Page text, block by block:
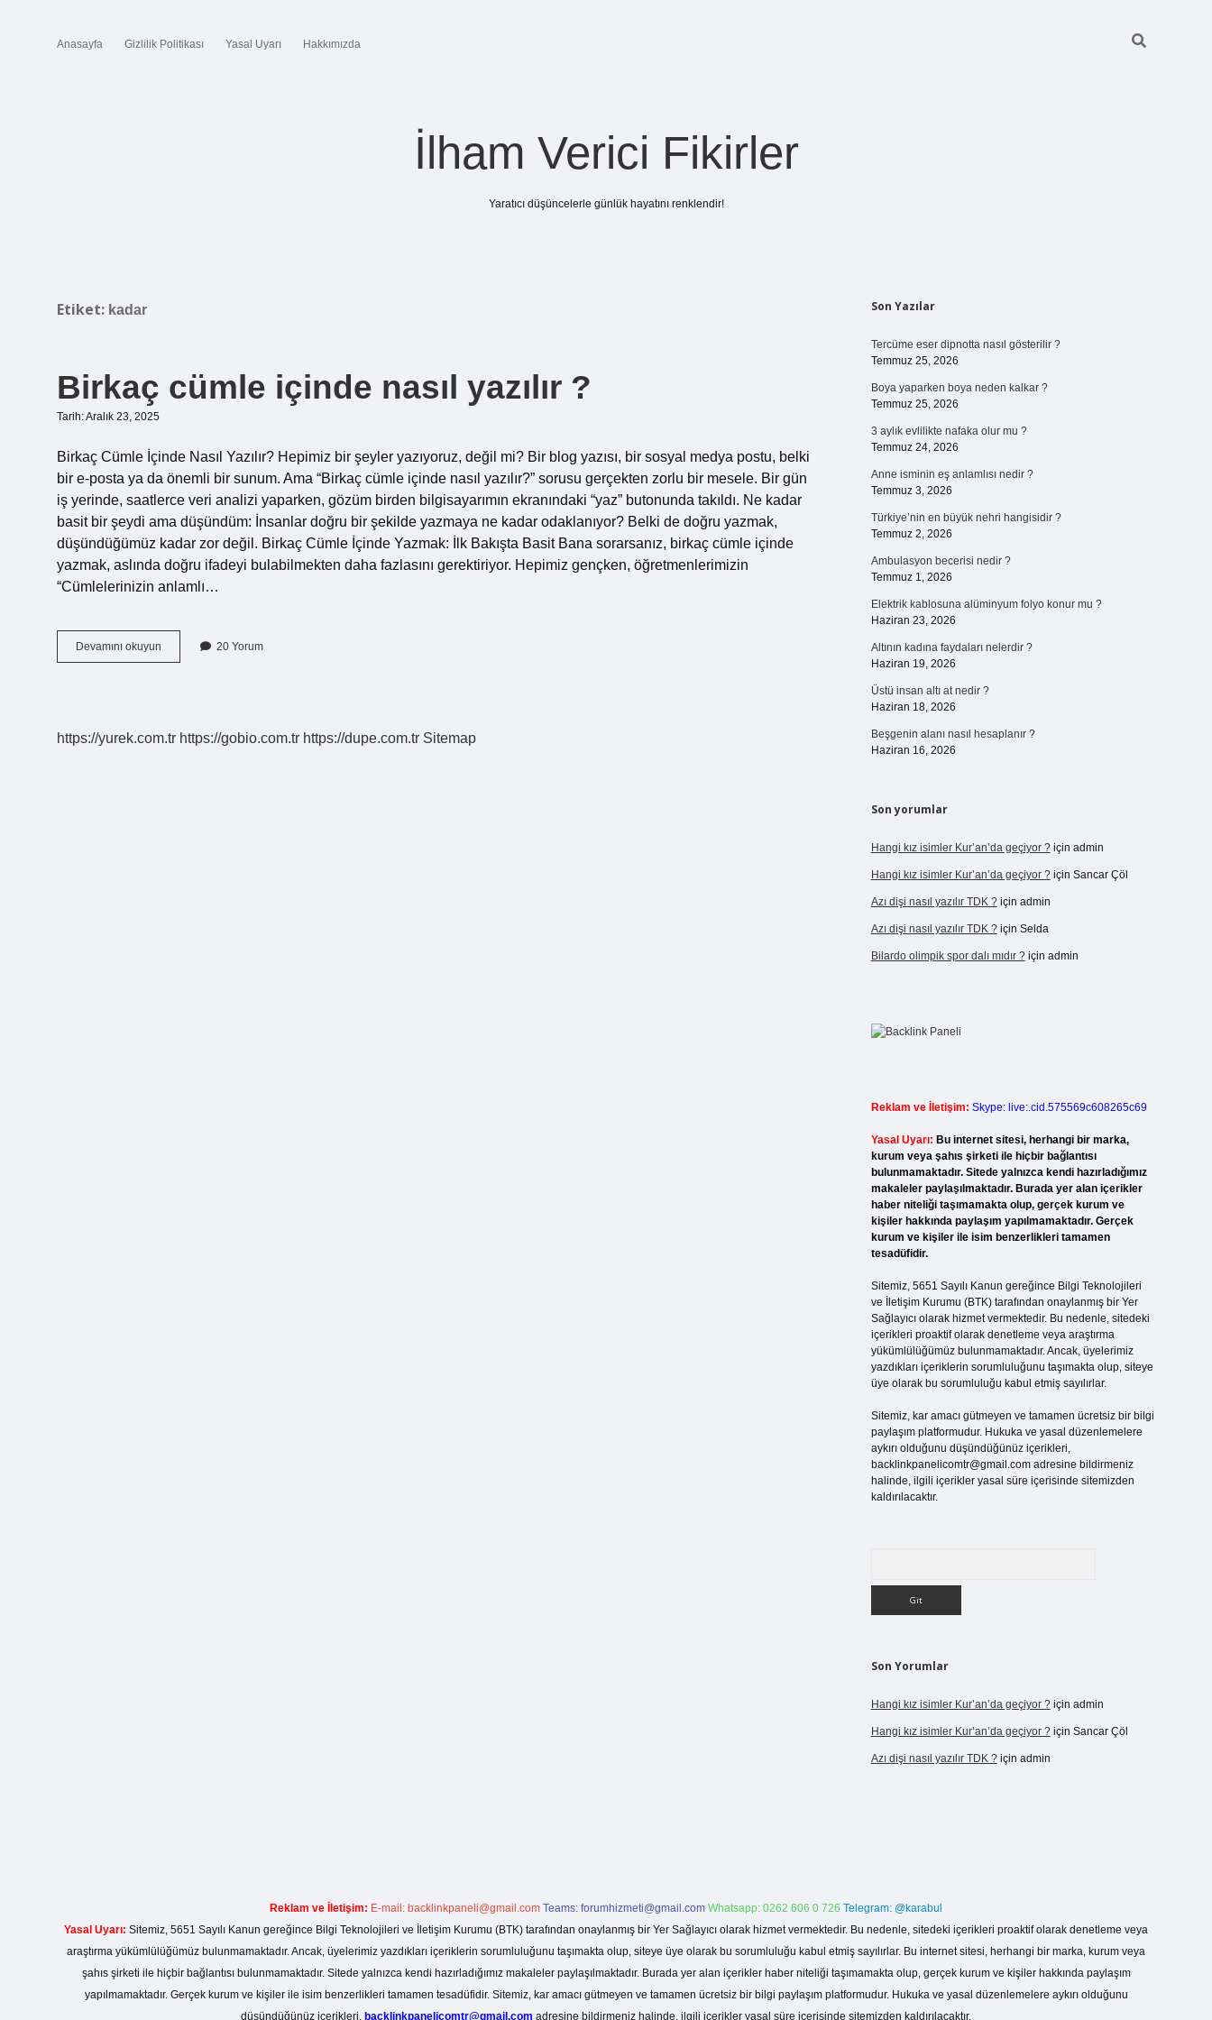
Anasayfa Gizlilik Politikası Yasal Uyarı Hakkımızda
İlham Verici Fikirler
Yaratıcı düşüncelerle günlük hayatını renklendir!
Etiket: kadar
Birkaç cümle içinde nasıl yazılır ?
Tarih: Aralık 23, 2025
Birkaç Cümle İçinde Nasıl Yazılır? Hepimiz bir şeyler yazıyoruz, değil mi? Bir blog yazısı, bir sosyal medya postu, belki
bir e-posta ya da önemli bir sunum. Ama “Birkaç cümle içinde nasıl yazılır?” sorusu gerçekten zorlu bir mesele. Bir gün
iş yerinde, saatlerce veri analizi yaparken, gözüm birden bilgisayarımın ekranındaki “yaz” butonunda takıldı. Ne kadar
basit bir şeydi ama düşündüm: İnsanlar doğru bir şekilde yazmaya ne kadar odaklanıyor? Belki de doğru yazmak,
düşündüğümüz kadar zor değil. Birkaç Cümle İçinde Yazmak: İlk Bakışta Basit Bana sorarsanız, birkaç cümle içinde
yazmak, aslında doğru ifadeyi bulabilmekten daha fazlasını gerektiriyor. Hepimiz gençken, öğretmenlerimizin
“Cümlelerinizin anlamlı…
Devamını okuyun
cümle
20 Yorum
https://yurek.com.tr https://gobio.com.tr https://dupe.com.tr Sitemap
Sidebar
Son Yazılar
Tercüme eser dipnotta nasıl gösterilir ?
Temmuz 25, 2026
Boya yaparken boya neden kalkar ?
Temmuz 25, 2026
3 aylık evlilikte nafaka olur mu ?
Temmuz 24, 2026
Anne isminin eş anlamlısı nedir ?
Temmuz 3, 2026
Türkiye’nin en büyük nehri hangisidir ?
Temmuz 2, 2026
Ambulasyon becerisi nedir ?
Temmuz 1, 2026
Elektrik kablosuna alüminyum folyo konur mu ?
Haziran 23, 2026
Altının kadına faydaları nelerdir ?
Haziran 19, 2026
Üstü insan altı at nedir ?
Haziran 18, 2026
Beşgenin alanı nasıl hesaplanır ?
Haziran 16, 2026
Son yorumlar
Hangi kız isimler Kur’an’da geçiyor ?için admin
Hangi kız isimler Kur’an’da geçiyor ?için Sancar Çöl
Azı dişi nasıl yazılır TDK ?için admin
Azı dişi nasıl yazılır TDK ?için Selda
Bilardo olimpik spor dalı mıdır ?için admin
Reklam ve İletişim: Skype: live:.cid.575569c608265c69
Yasal Uyarı: Bu internet sitesi, herhangi bir marka,
kurum veya şahıs şirketi ile hiçbir bağlantısı
bulunmamaktadır. Sitede yalnızca kendi hazırladığımız
makaleler paylaşılmaktadır. Burada yer alan içerikler
haber niteliği taşımamakta olup, gerçek kurum ve
kişiler hakkında paylaşım yapılmamaktadır. Gerçek
kurum ve kişiler ile isim benzerlikleri tamamen
tesadüfidir.
Sitemiz, 5651 Sayılı Kanun gereğince Bilgi Teknolojileri
ve İletişim Kurumu (BTK) tarafından onaylanmış bir Yer
Sağlayıcı olarak hizmet vermektedir. Bu nedenle, sitedeki
içerikleri proaktif olarak denetleme veya araştırma
yükümlülüğümüz bulunmamaktadır. Ancak, üyelerimiz
yazdıkları içeriklerin sorumluluğunu taşımakta olup, siteye
üye olarak bu sorumluluğu kabul etmiş sayılırlar.
Sitemiz, kar amacı gütmeyen ve tamamen ücretsiz bir bilgi
paylaşım platformudur. Hukuka ve yasal düzenlemelere
aykırı olduğunu düşündüğünüz içerikleri,
backlinkpanelicomtr@gmail.comadresine bildirmeniz
halinde, ilgili içerikler yasal süre içerisinde sitemizden
kaldırılacaktır.
Son Yorumlar
Hangi kız isimler Kur’an’da geçiyor ?için admin
Hangi kız isimler Kur’an’da geçiyor ?için Sancar Çöl
Azı dişi nasıl yazılır TDK ?için admin
Reklam ve İletişim: E-mail: backlinkpaneli@gmail.com Teams: forumhizmeti@gmail.com Whatsapp: 0262 606 0 726 Telegram: @karabul
Yasal Uyarı: Sitemiz, 5651 Sayılı Kanun gereğince Bilgi Teknolojileri ve İletişim Kurumu (BTK) tarafından onaylanmış bir Yer Sağlayıcı olarak hizmet vermektedir. Bu nedenle, sitedeki içerikleri proaktif olarak denetleme veya
araştırma yükümlülüğümüz bulunmamaktadır. Ancak, üyelerimiz yazdıkları içeriklerin sorumluluğunu taşımakta olup, siteye üye olarak bu sorumluluğu kabul etmiş sayılırlar. Bu internet sitesi, herhangi bir marka, kurum veya
şahıs şirketi ile hiçbir bağlantısı bulunmamaktadır. Sitede yalnızca kendi hazırladığımız makaleler paylaşılmaktadır. Burada yer alan içerikler haber niteliği taşımamakta olup, gerçek kurum ve kişiler hakkında paylaşım
yapılmamaktadır. Gerçek kurum ve kişiler ile isim benzerlikleri tamamen tesadüfidir. Sitemiz, kar amacı gütmeyen ve tamamen ücretsiz bir bilgi paylaşım platformudur. Hukuka ve yasal düzenlemelere aykırı olduğunu
düşündüğünüz içerikleri, backlinkpanelicomtr@gmail.com adresine bildirmeniz halinde, ilgili içerikler yasal süre içerisinde sitemizden kaldırılacaktır.